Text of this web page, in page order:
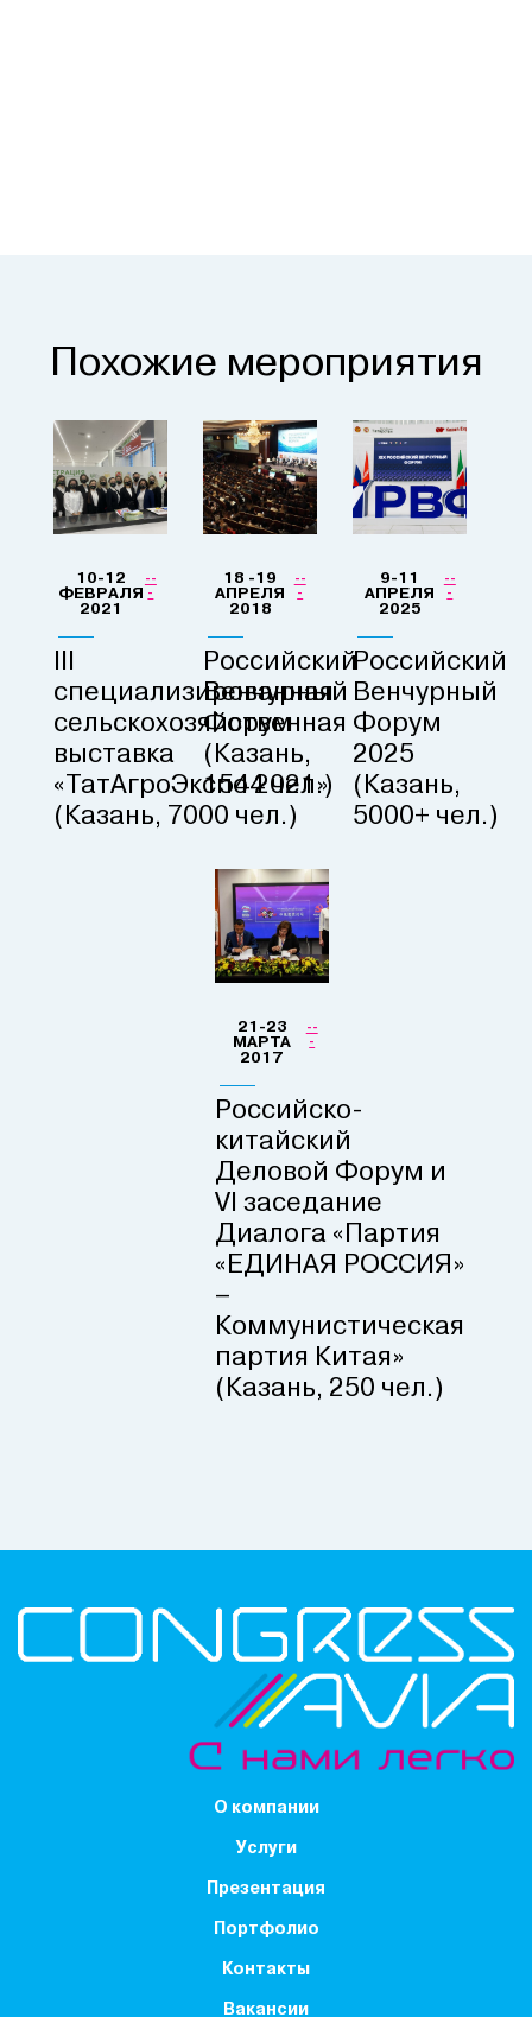
Похожие мероприятия
10-12
ФЕВРАЛЯ
2021
--
-
специализированная
сельскохозяйственная
выставка
«ТатАгроЭкспо 2021»
(Казань, 7000 чел.)
18 -19
АПРЕЛЯ
2018
--
-
Российский
Венчурный
Форум
(Казань,
1544 чел.)
9-11
АПРЕЛЯ
2025
--
-
Российский
Венчурный
Форум
2025
(Казань,
5000+ чел.)
21-23
МАРТА
2017
--
-
Российско-
китайский
Деловой Форум и
VI заседание
Диалога «Партия
«ЕДИНАЯ РОССИЯ»
–
Коммунистическая
партия Китая»
(Казань, 250 чел.)
О компании
Услуги
Презентация
Портфолио
Контакты
Вакансии